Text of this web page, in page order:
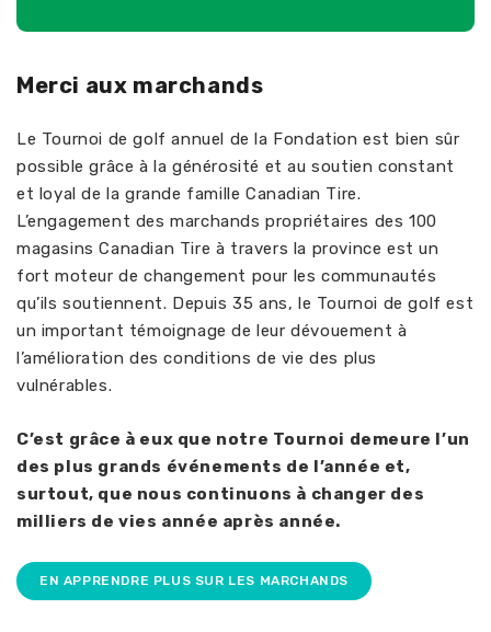
Merci aux marchands
Le Tournoi de golf annuel de la Fondation est bien sûr
possible grâce à la générosité et au soutien constant
et loyal de la grande famille Canadian Tire.
L’engagement des marchands propriétaires des 100
magasins Canadian Tire à travers la province est un
fort moteur de changement pour les communautés
qu’ils soutiennent. Depuis 35 ans, le Tournoi de golf est
un important témoignage de leur dévouement à
l’amélioration des conditions de vie des plus
vulnérables.
C’est grâce à eux que notre Tournoi demeure l’un
des plus grands événements de l’année et,
surtout, que nous continuons à changer des
milliers de vies année après année.
EN APPRENDRE PLUS SUR LES MARCHANDS